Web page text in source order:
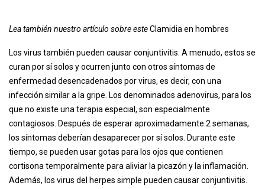
Lea también nuestro artículo sobre esteClamidia en hombres
Los virus también pueden causar conjuntivitis. A menudo, estos se
curan por sí solos y ocurren junto con otros síntomas de
enfermedad desencadenados por virus, es decir, con una
infección similar a la gripe. Los denominados adenovirus, para los
que no existe una terapia especial, son especialmente
contagiosos. Después de esperar aproximadamente 2 semanas,
los síntomas deberían desaparecer por sí solos. Durante este
tiempo, se pueden usar gotas para los ojos que contienen
cortisona temporalmente para aliviar la picazón y la inflamación.
Además, los virus del herpes simple pueden causar conjuntivitis.